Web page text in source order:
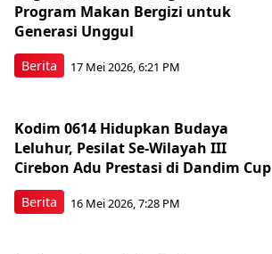
Berita
Program Makan Bergizi untuk
Generasi Unggul
17 Mei 2026, 6:21 PM
Berita
Kodim 0614 Hidupkan Budaya
Leluhur, Pesilat Se-Wilayah III
Cirebon Adu Prestasi di Dandim Cup
16 Mei 2026, 7:28 PM